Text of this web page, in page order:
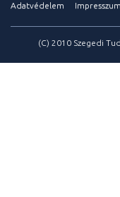
Adatvédelem Impresszum
(C) 2010 Szegedi